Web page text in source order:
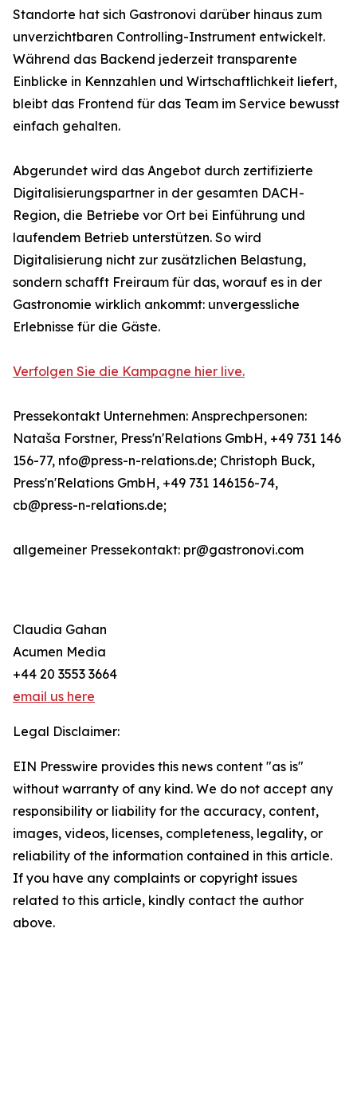
Standorte hat sich Gastronovi darüber hinaus zum
unverzichtbaren Controlling-Instrument entwickelt.
Während das Backend jederzeit transparente
Einblicke in Kennzahlen und Wirtschaftlichkeit liefert,
bleibt das Frontend für das Team im Service bewusst
einfach gehalten.
Abgerundet wird das Angebot durch zertifizierte
Digitalisierungspartner in der gesamten DACH-
Region, die Betriebe vor Ort bei Einführung und
laufendem Betrieb unterstützen. So wird
Digitalisierung nicht zur zusätzlichen Belastung,
sondern schafft Freiraum für das, worauf es in der
Gastronomie wirklich ankommt: unvergessliche
Erlebnisse für die Gäste.
Verfolgen Sie die Kampagne hier live.
Pressekontakt Unternehmen: Ansprechpersonen:
Nataša Forstner, Press'n'Relations GmbH, +49 731 146
156-77, nfo@press-n-relations.de; Christoph Buck,
Press'n'Relations GmbH, +49 731 146156-74,
cb@press-n-relations.de;
allgemeiner Pressekontakt: pr@gastronovi.com
Claudia Gahan
Acumen Media
+44 20 3553 3664
email us here
Legal Disclaimer:
EIN Presswire provides this news content "as is"
without warranty of any kind. We do not accept any
responsibility or liability for the accuracy, content,
images, videos, licenses, completeness, legality, or
reliability of the information contained in this article.
If you have any complaints or copyright issues
related to this article, kindly contact the author
above.